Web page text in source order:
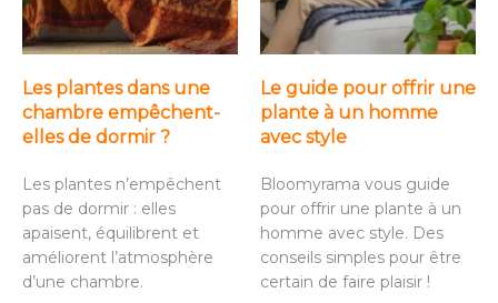
Les plantes dans une
chambre empêchent-
elles de dormir ?
Les plantes n’empêchent
pas de dormir : elles
apaisent, équilibrent et
améliorent l’atmosphère
d’une chambre.
Le guide pour offrir une
plante à un homme
avec style
Bloomyrama vous guide
pour offrir une plante à un
homme avec style. Des
conseils simples pour être
certain de faire plaisir !